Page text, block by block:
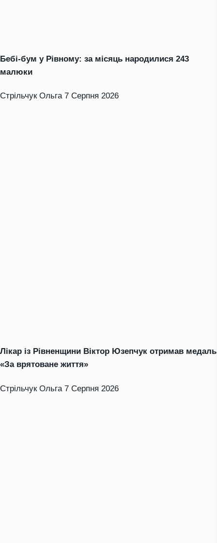
Бебі-бум у Рівному: за місяць народилися 243
малюки
Стрільчук Ольга 7 Серпня 2026
Лікар із Рівненщини Віктор Юзепчук отримав медаль
«За врятоване життя»
Стрільчук Ольга 7 Серпня 2026